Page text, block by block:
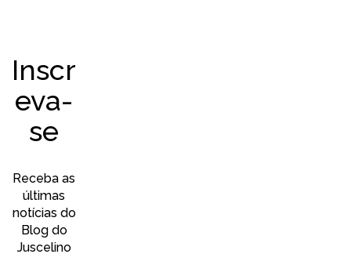
Inscr
eva-
se
Receba as
últimas
notícias do
Blog do
Juscelino